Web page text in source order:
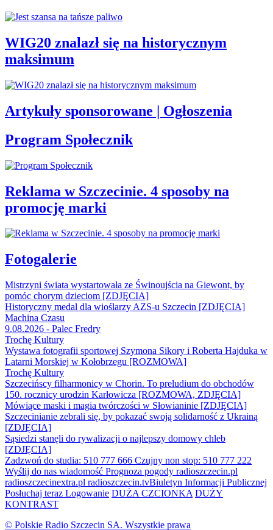
WIG20 znalazł się na historycznym
maksimum
Artykuły sponsorowane | Ogłoszenia
Program Społecznik
Reklama w Szczecinie. 4 sposoby na
promocję marki
Fotogalerie
Mistrzyni świata wystartowała ze Świnoujścia na Giewont, by
pomóc chorym dzieciom [ZDJĘCIA]
Historyczny medal dla wioślarzy AZS-u Szczecin [ZDJĘCIA]
Machina Czasu
9.08.2026 - Palec Fredry
Trochę Kultury
Wystawa fotografii sportowej Szymona Sikory i Roberta Hajduka w
Latarni Morskiej w Kołobrzegu [ROZMOWA]
Trochę Kultury
Szczecińscy filharmonicy w Chorin. To preludium do obchodów
150. rocznicy urodzin Karłowicza [ROZMOWA, ZDJĘCIA]
Mówiące maski i magia twórczości w Słowianinie [ZDJĘCIA]
Szczecinianie zebrali się, by pokazać swoją solidarność z Ukrainą
[ZDJĘCIA]
Sąsiedzi stanęli do rywalizacji o najlepszy domowy chleb
[ZDJĘCIA]
Zadzwoń do studia: 510 777 666 Czujny non stop: 510 777 222
Wyślij do nas wiadomość Prognoza pogody radioszczecin.pl
radioszczecinextra.pl radioszczecin.tvBiuletyn Informacji Publicznej
Posłuchaj teraz Logowanie DUŻA CZCIONKA DUŻY
KONTRAST
© Polskie Radio Szczecin SA. Wszystkie prawa